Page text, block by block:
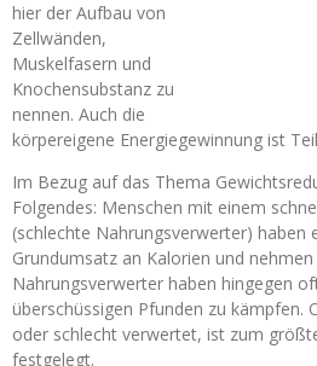
hier der Aufbau von
Zellwänden,
Muskelfasern und
Knochensubstanz zu
nennen. Auch die
körpereigene Energiegewinnung ist
Im Bezug auf das Thema
Folgendes: Menschen mit einem
(schlechte Nahrungsverwerter) haben
Grundumsatz an Kalorien und
Nahrungsverwerter haben hingegen
überschüssigen Pfunden zu kämpfen.
oder schlecht verwertet, ist zum
festgelegt.